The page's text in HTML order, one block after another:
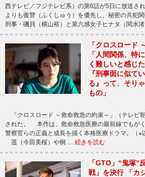
西テレビ／フジテレビ系）の第6話が5日に放送
よりも復讐（ふくしゅう）を優先し、秘密の共犯
刑事・磯貝（横山裕）と第六感女子ヒナタ（関水
「クロスロード
「人間関係、特
く難しいと感じ
『刑事面に似て
る』って、そり
もの」
「クロスロード ～救命救急の約束～」（テレビ
された。 本作は、救命救急医療の最前線でもが
警察官らの正義と成長を描く本格医療ドラマ。（※
遥（今田美桜）や桐 … 続きを読む
「GTO」“鬼塚”
戦」を決行 「カ